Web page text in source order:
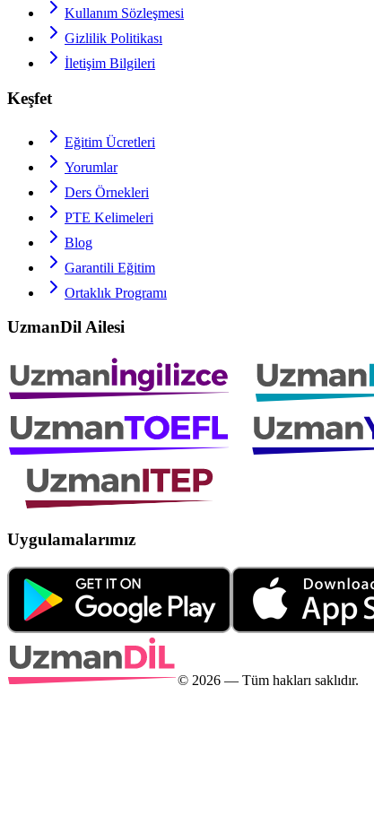
Kullanım Sözleşmesi
Gizlilik Politikası
İletişim Bilgileri
Keşfet
Eğitim Ücretleri
Yorumlar
Ders Örnekleri
PTE Kelimeleri
Blog
Garantili Eğitim
Ortaklık Programı
UzmanDil Ailesi
Uygulamalarımız
© 2026 — Tüm hakları saklıdır.